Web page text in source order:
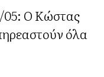
05: Ο Κώστας
όλα